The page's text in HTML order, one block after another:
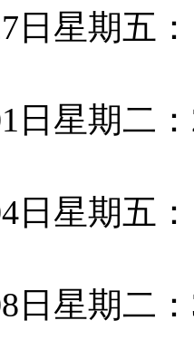
日星期五
日星期二
日星期五
日星期二